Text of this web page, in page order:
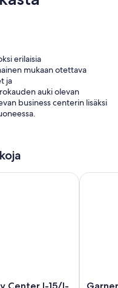
erilaisia
mukaan otettava
ja
auki olevan
business centerin lisäksi
ovat:
I-15/I-90
Garner
Garner